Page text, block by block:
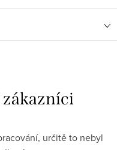
určitě to nebyl